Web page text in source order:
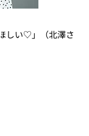
しい♡」（北澤さ